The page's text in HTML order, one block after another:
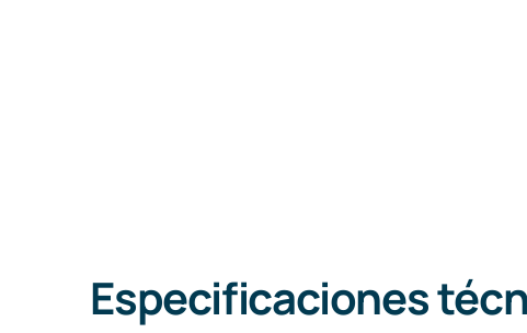
Especificaciones